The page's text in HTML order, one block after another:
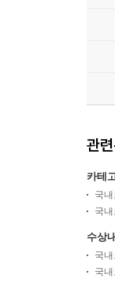
관
카테
국내
국내
수상
국내
국내